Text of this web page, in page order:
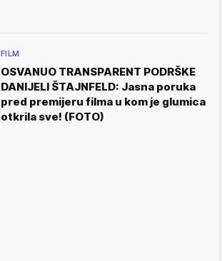
FILM
OSVANUO TRANSPARENT PODRŠKE
DANIJELI ŠTAJNFELD: Jasna poruka
pred premijeru filma u kom je glumica
otkrila sve! (FOTO)